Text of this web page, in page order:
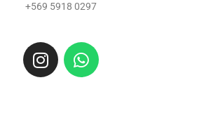
+569 5918 0297